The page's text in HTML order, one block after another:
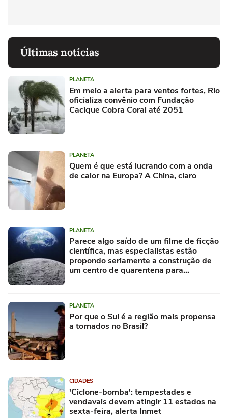
Últimas notícias
PLANETA
Em meio a alerta para ventos fortes, Rio
oficializa convênio com Fundação
Cacique Cobra Coral até 2051
PLANETA
Quem é que está lucrando com a onda
de calor na Europa? A China, claro
PLANETA
Parece algo saído de um filme de ficção
científica, mas especialistas estão
propondo seriamente a construção de
um centro de quarentena para
PLANETA
Por que o Sul é a região mais propensa
a tornados no Brasil?
CIDADES
'Ciclone-bomba': tempestades e
vendavais devem atingir 11 estados na
sexta-feira, alerta Inmet